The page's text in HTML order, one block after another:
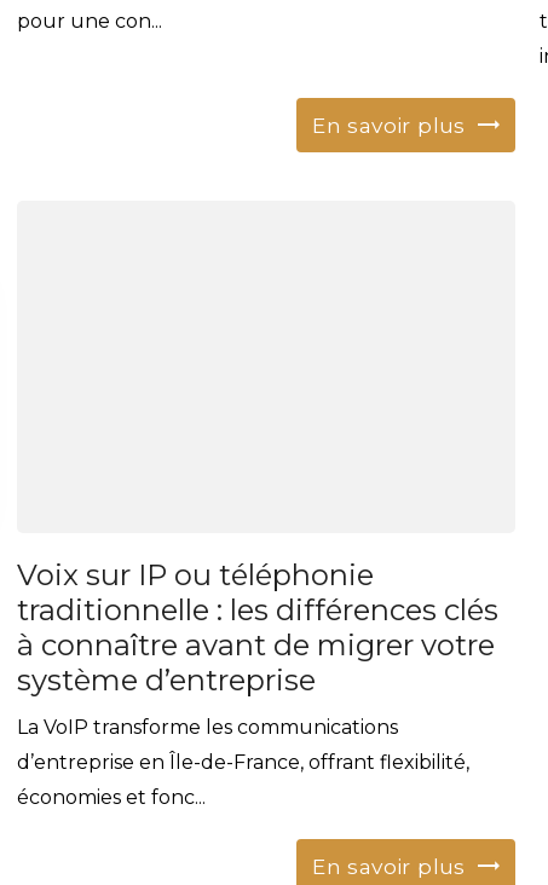
pour une con...
En savoir plus
Voix sur IP ou téléphonie
traditionnelle : les différences clés
à connaître avant de migrer votre
système d’entreprise
La VoIP transforme les communications
d’entreprise en Île-de-France, offrant flexibilité,
économies et fonc...
En savoir plus